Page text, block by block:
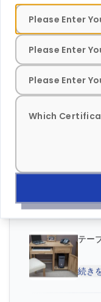
BIS QCO
テー
続き
Leaderart
“Sun
新のBIS規範に
素晴らしい
コンサルタント
Yousef様
Bahrain
ーレーンBISラ